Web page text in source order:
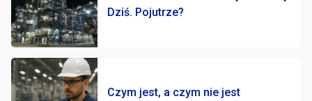
Dziś. Pojutrze?
Czym jest, a czym nie jest